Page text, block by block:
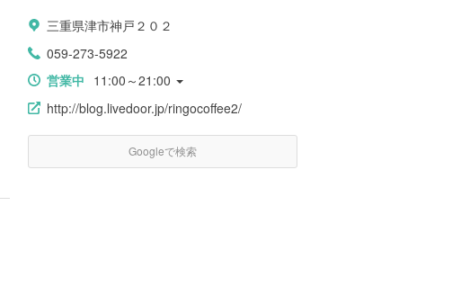
三重県津市神戸２０２
059-273-5922
営業中 11:00～21:00
http://blog.livedoor.jp/ringocoffee2/
Googleで検索